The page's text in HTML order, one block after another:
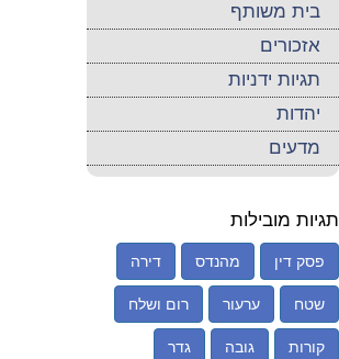
בית משותף
אזכורים
תגיות ידניות
יהדות
מדעים
תגיות מובילות
פסק דין מהנדס דירה
שטח ערעור רום ושלח
קורות גובה גדר